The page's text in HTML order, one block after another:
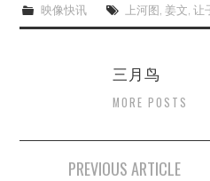
映像快讯 上河图, 姜文, 让
三月鸟
MORE POSTS
PREVIOUS ARTICLE